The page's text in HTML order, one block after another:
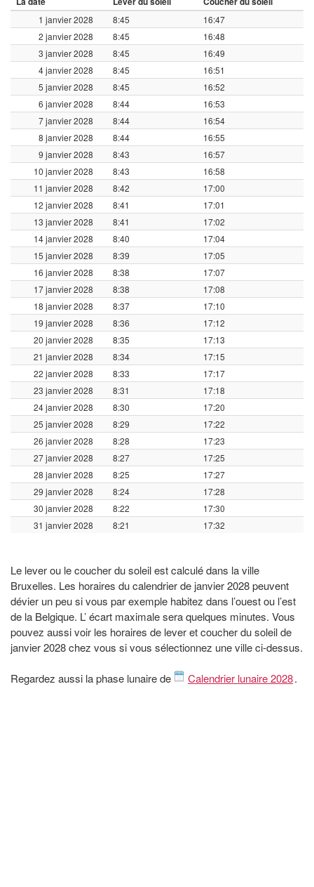
1 janvier 2028 8:45
16:47
2 janvier 2028
8:45
16:48
3 janvier 2028
8:45
16:49
4 janvier 2028
8:45
16:51
5 janvier 2028
8:45
16:52
6 janvier 2028
8:44
16:53
7 janvier 2028
8:44
16:54
8 janvier 2028
8:44
16:55
9 janvier 2028
8:43
16:57
10 janvier 2028
8:43
16:58
11 janvier 2028
8:42
17:00
12 janvier 2028
8:41
17:01
13 janvier 2028
8:41
17:02
14 janvier 2028
8:40
17:04
15 janvier 2028
8:39
17:05
16 janvier 2028
8:38
17:07
17 janvier 2028
8:38
17:08
18 janvier 2028
8:37
17:10
19 janvier 2028
8:36
17:12
20 janvier 2028
8:35
17:13
21 janvier 2028
8:34
17:15
22 janvier 2028
8:33
17:17
23 janvier 2028
8:31
17:18
24 janvier 2028
8:30
17:20
25 janvier 2028
8:29
17:22
26 janvier 2028
8:28
17:23
27 janvier 2028
8:27
17:25
28 janvier 2028
8:25
17:27
29 janvier 2028
8:24
17:28
30 janvier 2028
8:22
17:30
31 janvier 2028
8:21 17:32
Le lever ou le coucher du soleil est calculé dans la ville
Bruxelles. Les horaires du calendrier de janvier 2028 peuvent
dévier un peu si vous par exemple habitez dans l’ouest ou l’est
de la Belgique. L’ écart maximale sera quelques minutes. Vous
pouvez aussi voir les horaires de lever et coucher du soleil de
janvier 2028 chez vous si vous sélectionnez une ville ci-dessus.
Regardez aussi la phase lunaire de Calendrier lunaire 2028.